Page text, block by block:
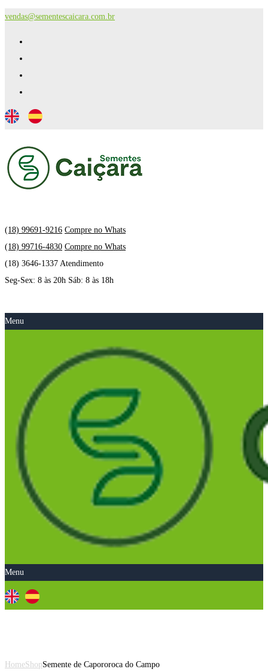
vendas@sementescaicara.com.br
(18) 99691-9216 Compre no Whats
(18) 99716-4830 Compre no Whats
(18) 3646-1337 Atendimento
Seg-Sex: 8 às 20h Sáb: 8 às 18h
Menu
Menu
HomeShopSemente de Capororoca do Campo